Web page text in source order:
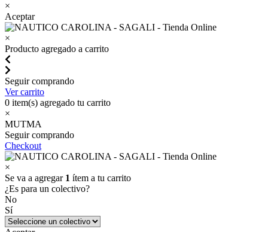
×
Aceptar
×
Producto agregado a carrito
Seguir comprando
Ver carrito
0 item(s) agregado tu carrito
×
MUTMA
Seguir comprando
Checkout
×
Se va a agregar 1 ítem a tu carrito
¿Es para un colectivo?
No
Sí